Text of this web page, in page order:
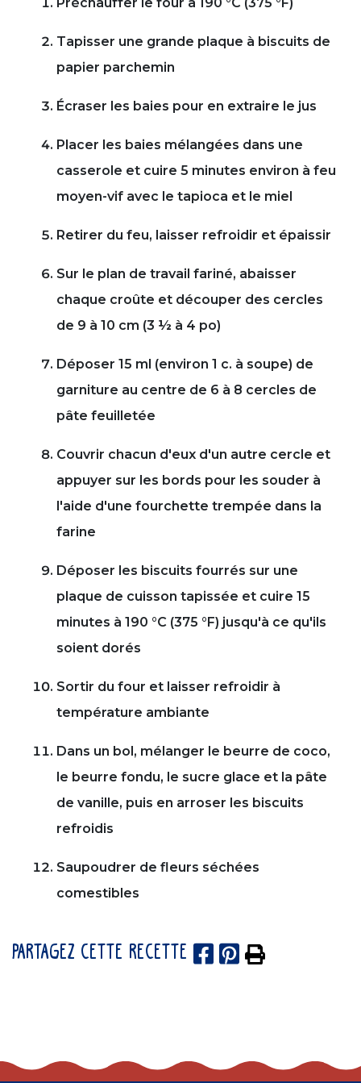
Tapisser une grande plaque à biscuits de
papier parchemin
Écraser les baies pour en extraire le jus
Placer les baies mélangées dans une
casserole et cuire 5 minutes environ à feu
moyen-vif avec le tapioca et le miel
Retirer du feu, laisser refroidir et épaissir
Sur le plan de travail fariné, abaisser
chaque croûte et découper des cercles
de 9 à 10 cm (3 ½ à 4 po)
Déposer 15 ml (environ 1 c. à soupe) de
garniture au centre de 6 à 8 cercles de
pâte feuilletée
Couvrir chacun d'eux d'un autre cercle et
appuyer sur les bords pour les souder à
l'aide d'une fourchette trempée dans la
farine
Déposer les biscuits fourrés sur une
plaque de cuisson tapissée et cuire 15
minutes à 190 °C (375 °F) jusqu'à ce qu'ils
soient dorés
Sortir du four et laisser refroidir à
température ambiante
Dans un bol, mélanger le beurre de coco,
le beurre fondu, le sucre glace et la pâte
de vanille, puis en arroser les biscuits
refroidis
Saupoudrer de fleurs séchées
comestibles
PARTAGEZ CETTE RECETTE